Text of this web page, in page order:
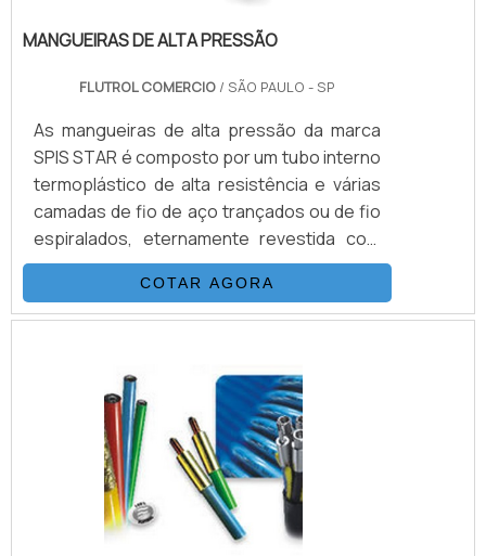
MANGUEIRAS DE ALTA PRESSÃO
FLUTROL COMERCIO / SÃO PAULO - SP
As mangueiras de alta pressão da marca
SPIS STAR é composto por um tubo interno
termoplástico de alta resistência e várias
camadas de fio de aço trançados ou de fio
espiralados, eternamente revestida com
uma capa de poliamida (nylon) ou de
poliuretano.A combinação das mangueiras
é adicionada a um processo único de
uma mangueira flexível, com as seguintes
propriedades: desenvolvida para alta e
altíssimas pressões (3.200 Bar.), de
excelentes características de.
COTAR AGORA